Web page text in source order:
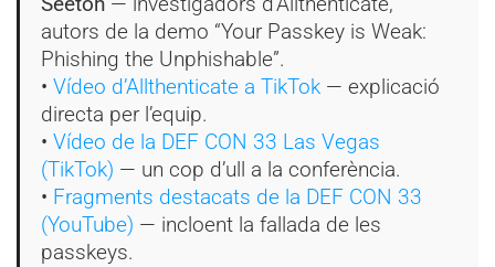
autors de la demo “Your Passkey is Weak:
Phishing the Unphishable”.
•Vídeo d’Allthenticate a TikTok — explicació
directa per l’equip.
•Vídeo de la DEF CON 33 Las Vegas
(TikTok) — un cop d’ull a la conferència.
• Fragments destacats de la DEF CON 33
(YouTube) — incloent la fallada de les
passkeys.